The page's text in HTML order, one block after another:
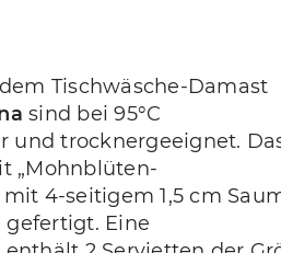
Tischwäsche-Damast
sind bei 95°C
und trocknergeeignet.
„Mohnblüten-
4-seitigem 1,5 cm
gefertigt. Eine